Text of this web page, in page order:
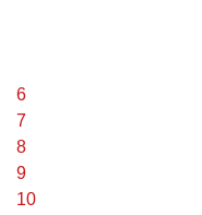
6
7
8
9
10